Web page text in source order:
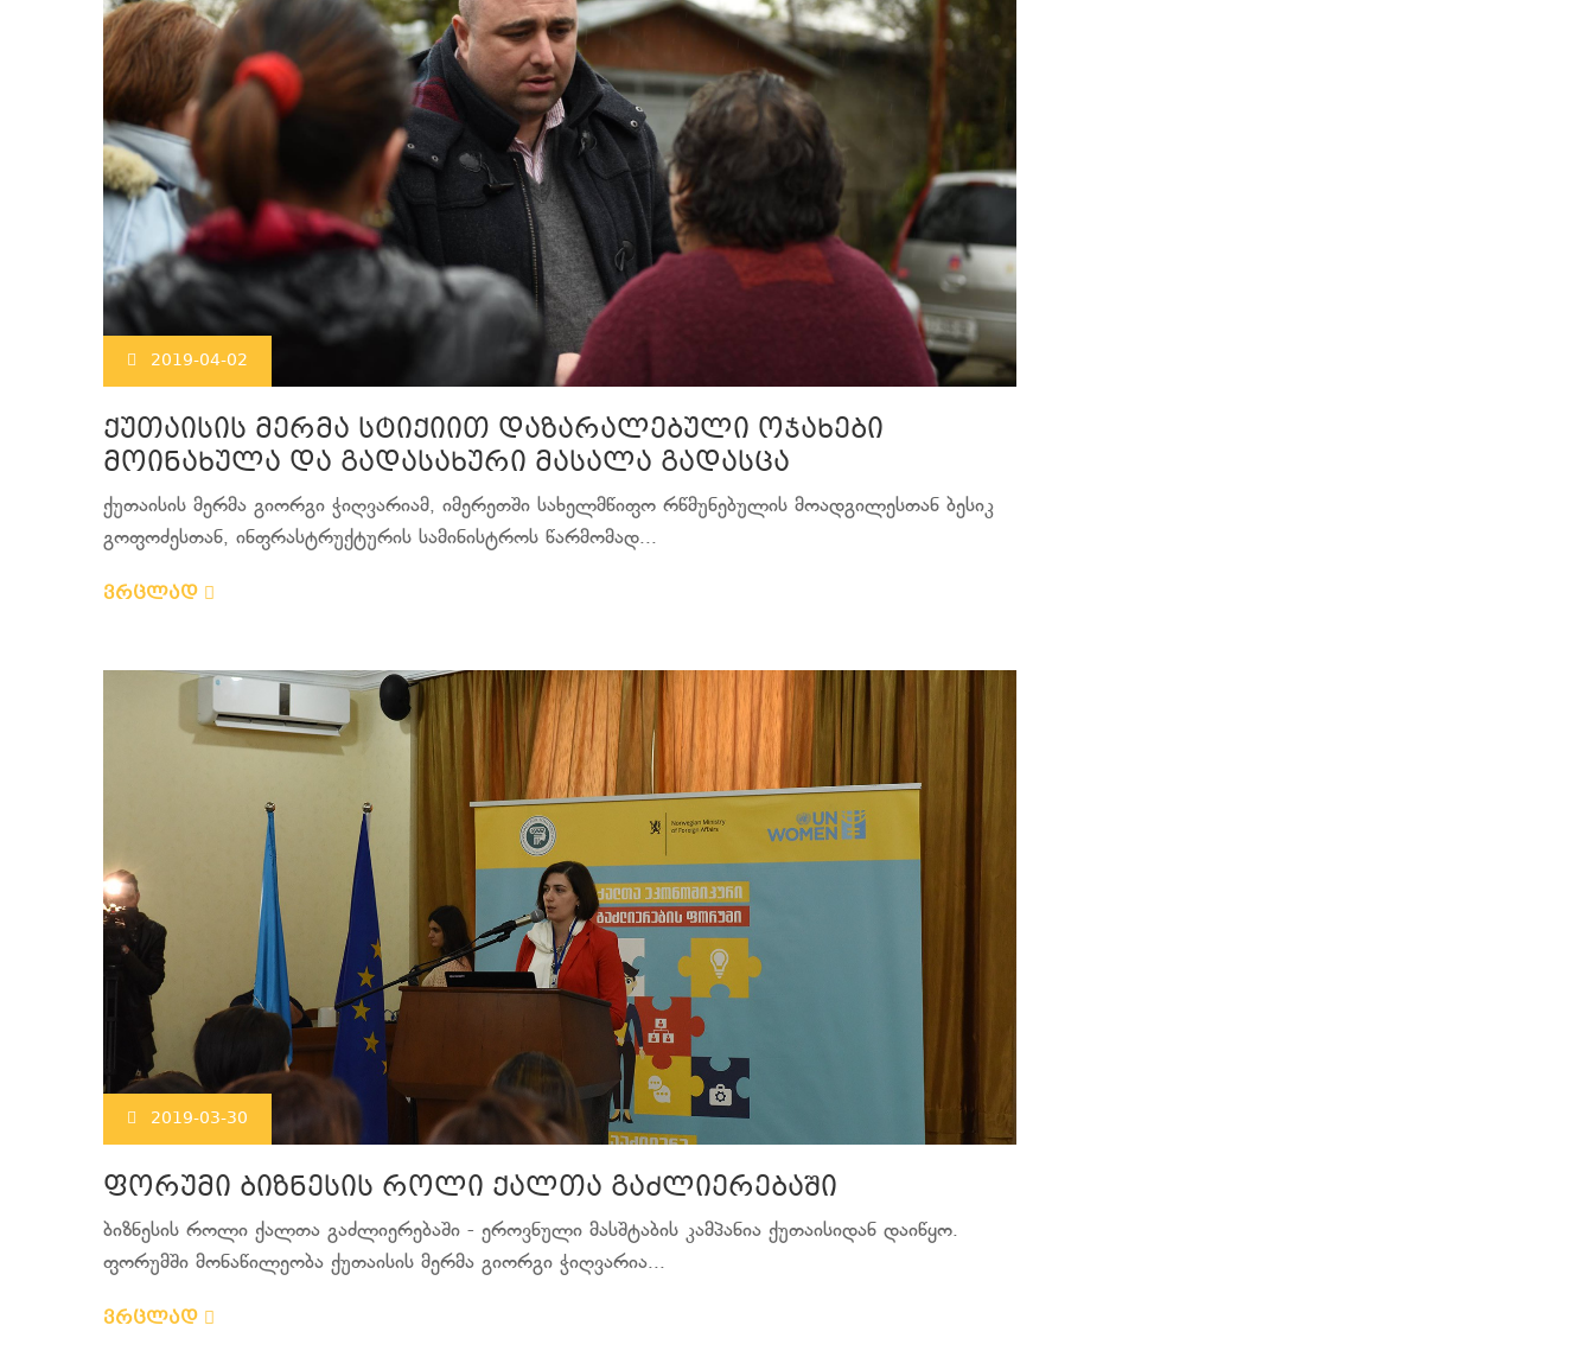
2019-04-02
ქუთაისის მერმა სტიქიით დაზარალებული ოჯახები
მოინახულა და გადასახური მასალა გადასცა
ქუთაისის მერმა გიორგი ჭიღვარიამ, იმერეთში სახელმწიფო რწმუნებულის მოადგილესთან ბესიკ
გოფოძესთან, ინფრასტრუქტურის სამინისტროს წარმომად...
ვრცლად
2019-03-30
ფორუმი ბიზნესის როლი ქალთა გაძლიერებაში
ბიზნესის როლი ქალთა გაძლიერებაში - ეროვნული მასშტაბის კამპანია ქუთაისიდან დაიწყო.
ფორუმში მონაწილეობა ქუთაისის მერმა გიორგი ჭიღვარია...
ვრცლად